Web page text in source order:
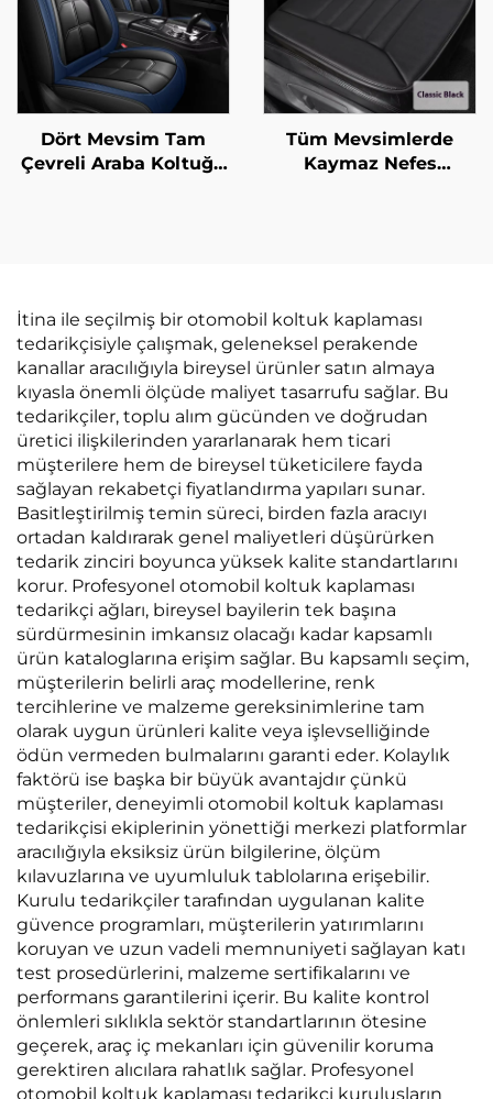
Dört Mevsim Tam
Çevreli Araba Koltuğu
Tüm Mevsimlerde
Kaymaz Nefes
İtina ile seçilmiş bir otomobil koltuk kaplaması
tedarikçisiyle çalışmak, geleneksel perakende
kanallar aracılığıyla bireysel ürünler satın almaya
kıyasla önemli ölçüde maliyet tasarrufu sağlar. Bu
tedarikçiler, toplu alım gücünden ve doğrudan
üretici ilişkilerinden yararlanarak hem ticari
müşterilere hem de bireysel tüketicilere fayda
sağlayan rekabetçi fiyatlandırma yapıları sunar.
Basitleştirilmiş temin süreci, birden fazla aracıyı
ortadan kaldırarak genel maliyetleri düşürürken
tedarik zinciri boyunca yüksek kalite standartlarını
korur. Profesyonel otomobil koltuk kaplaması
tedarikçi ağları, bireysel bayilerin tek başına
sürdürmesinin imkansız olacağı kadar kapsamlı
ürün kataloglarına erişim sağlar. Bu kapsamlı seçim,
müşterilerin belirli araç modellerine, renk
tercihlerine ve malzeme gereksinimlerine tam
olarak uygun ürünleri kalite veya işlevselliğinde
ödün vermeden bulmalarını garanti eder. Kolaylık
faktörü ise başka bir büyük avantajdır çünkü
müşteriler, deneyimli otomobil koltuk kaplaması
tedarikçisi ekiplerinin yönettiği merkezi platformlar
aracılığıyla eksiksiz ürün bilgilerine, ölçüm
kılavuzlarına ve uyumluluk tablolarına erişebilir.
Kurulu tedarikçiler tarafından uygulanan kalite
güvence programları, müşterilerin yatırımlarını
koruyan ve uzun vadeli memnuniyeti sağlayan katı
test prosedürlerini, malzeme sertifikalarını ve
performans garantilerini içerir. Bu kalite kontrol
önlemleri sıklıkla sektör standartlarının ötesine
geçerek, araç iç mekanları için güvenilir koruma
gerektiren alıcılara rahatlık sağlar. Profesyonel
otomobil koltuk kaplaması tedarikçi kuruluşların